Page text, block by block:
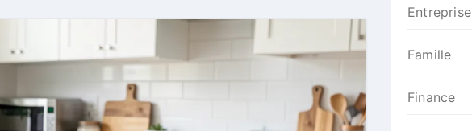
Entreprise
Famille
Finance